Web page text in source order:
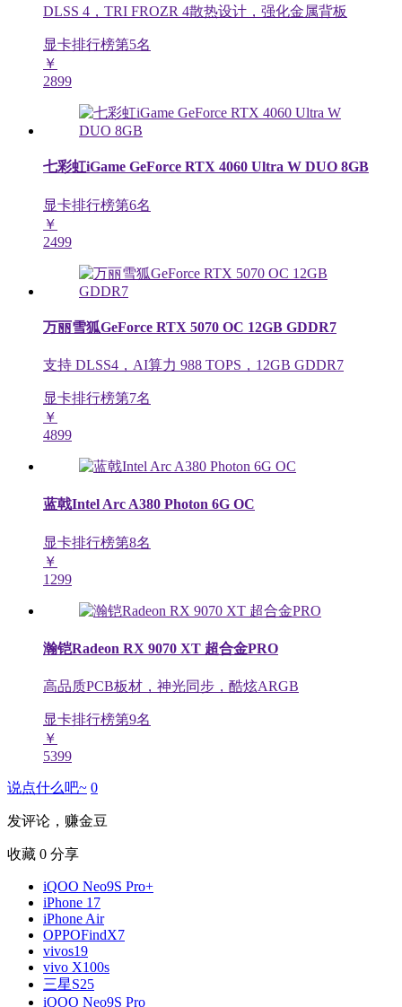
DLSS 4，TRI FROZR 4散热设计，强化金属背板
显卡排行榜第5名
￥
2899
七彩虹iGame GeForce RTX 4060 Ultra W DUO 8GB
显卡排行榜第6名
￥
2499
万丽雪狐GeForce RTX 5070 OC 12GB GDDR7
支持 DLSS4，AI算力 988 TOPS，12GB GDDR7
显卡排行榜第7名
￥
4899
蓝戟Intel Arc A380 Photon 6G OC
显卡排行榜第8名
￥
1299
瀚铠Radeon RX 9070 XT 超合金PRO
高品质PCB板材，神光同步，酷炫ARGB
显卡排行榜第9名
￥
5399
说点什么吧~ 0
发评论，赚金豆
收藏 0 分享
iQOO Neo9S Pro+
iPhone 17
iPhone Air
OPPOFindX7
vivos19
vivo X100s
三星S25
iQOO Neo9S Pro